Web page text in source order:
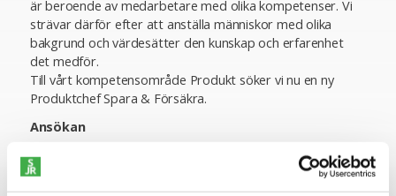
är beroende av medarbetare med olika kompetenser. Vi
strävar därför efter att anställa människor med olika
bakgrund och värdesätter den kunskap och erfarenhet
det medför.
Till vårt kompetensområde Produkt söker vi nu en ny
Produktchef Spara & Försäkra.
Ansökan
I denna rekrytering samarbetar ICA Banken med SJR
Executive Search. För mer information är du välkommen
att kontakta Seniorkonsult Anders Dareholt på 070-471 59